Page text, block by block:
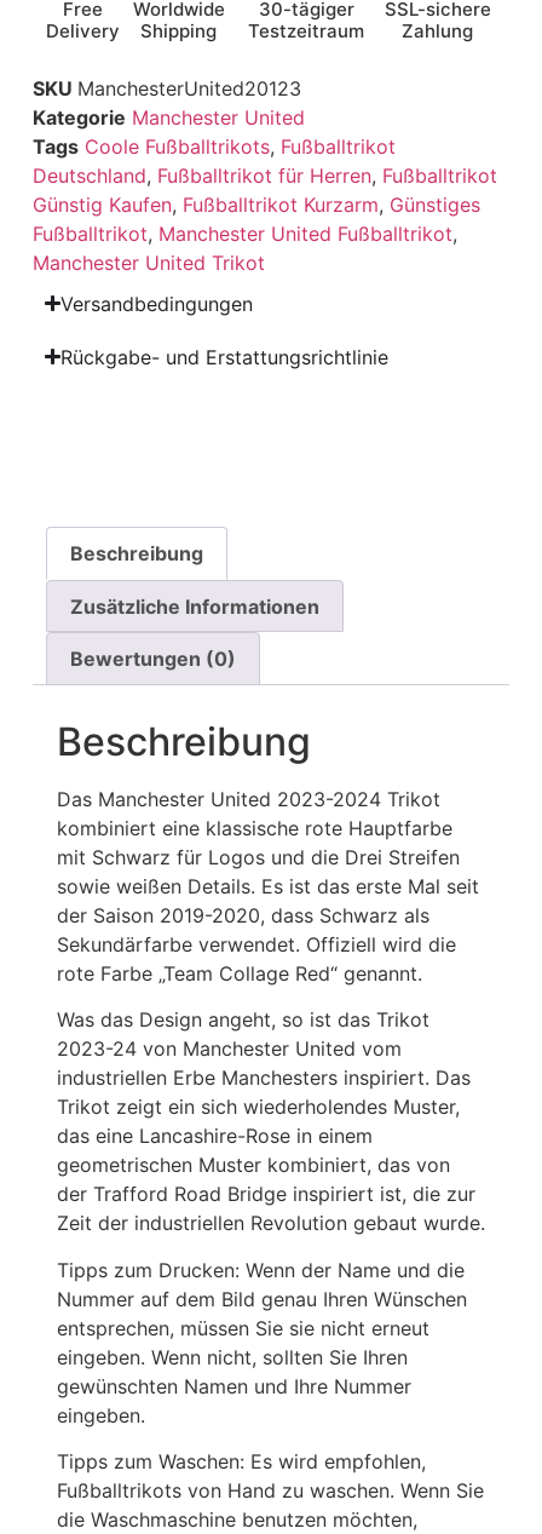
Free
Delivery
Worldwide
Shipping
30-tägiger
Testzeitraum
SSL-sichere
Zahlung
SKU ManchesterUnited20123
Kategorie Manchester United
Tags Coole Fußballtrikots, Fußballtrikot
Deutschland, Fußballtrikot für Herren, Fußballtrikot
Günstig Kaufen, Fußballtrikot Kurzarm, Günstiges
Fußballtrikot, Manchester United Fußballtrikot,
Manchester United Trikot
Versandbedingungen
Rückgabe- und Erstattungsrichtlinie
Beschreibung
Zusätzliche Informationen
Bewertungen (0)
Beschreibung
Das Manchester United 2023-2024 Trikot
kombiniert eine klassische rote Hauptfarbe
mit Schwarz für Logos und die Drei Streifen
sowie weißen Details. Es ist das erste Mal seit
der Saison 2019-2020, dass Schwarz als
Sekundärfarbe verwendet. Offiziell wird die
rote Farbe „Team Collage Red“ genannt.
Was das Design angeht, so ist das Trikot
2023-24 von Manchester United vom
industriellen Erbe Manchesters inspiriert. Das
Trikot zeigt ein sich wiederholendes Muster,
das eine Lancashire-Rose in einem
geometrischen Muster kombiniert, das von
der Trafford Road Bridge inspiriert ist, die zur
Zeit der industriellen Revolution gebaut wurde.
Tipps zum Drucken: Wenn der Name und die
Nummer auf dem Bild genau Ihren Wünschen
entsprechen, müssen Sie sie nicht erneut
eingeben. Wenn nicht, sollten Sie Ihren
gewünschten Namen und Ihre Nummer
eingeben.
Tipps zum Waschen: Es wird empfohlen,
Fußballtrikots von Hand zu waschen. Wenn Sie
die Waschmaschine benutzen möchten,